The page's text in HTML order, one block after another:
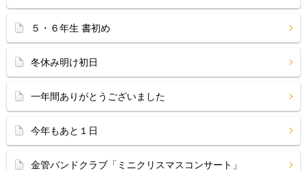
５・６年生 書初め
冬休み明け初日
一年間ありがとうございました
今年もあと１日
金管バンドクラブ「ミニクリスマスコンサート」